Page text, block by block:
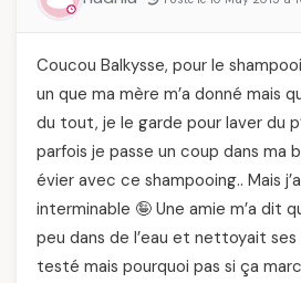
Coucou Balkysse, pour le
un que ma mère m’a donné mais
du tout, je le garde pour laver du
parfois je passe un coup dans ma
évier avec ce shampooing.. Mais
interminable 🤪 Une amie m’a dit
peu dans de l’eau et nettoyait ses
testé mais pourquoi pas si ça